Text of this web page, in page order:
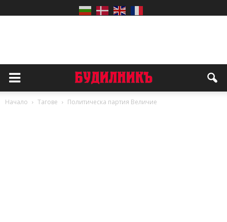
Начало Тагове Политическа партия Величие